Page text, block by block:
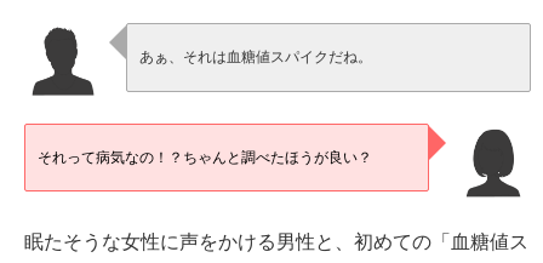
あぁ、それは血糖値スパイクだね。
それって病気なの！？ちゃんと調べたほうが良い？
眠たそうな女性に声をかける男性と、初めての「血糖値ス